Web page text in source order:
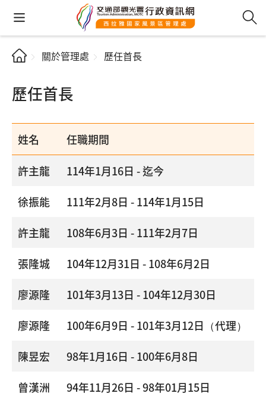
關於管理處 歷任首長
歷任首長
姓名 任職期間
許主龍
114年1月16日 - 迄今
徐振能
111年2月8日 - 114年1月15日
許主龍
108年6月3日 - 111年2月7日
張隆城
104年12月31日 - 108年6月2日
廖源隆
101年3月13日 - 104年12月30日
廖源隆
100年6月9日 - 101年3月12日（代理）
陳昱宏
98年1月16日 - 100年6月8日
曾漢洲
94年11月26日 - 98年01月15日